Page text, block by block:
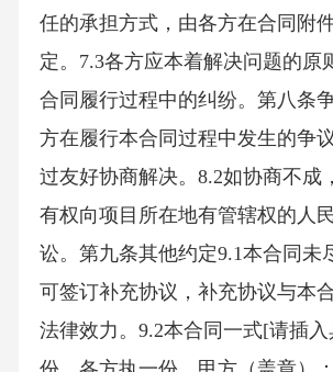
任的承担方式，由各方在合同附
定。7.3各方应本着解决问题的原
合同履行过程中的纠纷。第八条
方在履行本合同过程中发生的争
过友好协商解决。8.2如协商不成
有权向项目所在地有管辖权的人
讼。第九条其他约定9.1本合同未
可签订补充协议，补充协议与本
法律效力。9.2本合同一式[请插